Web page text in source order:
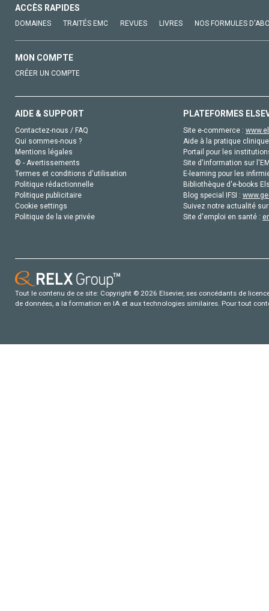
ACCÈS RAPIDES
DOMAINES TRAITÉS EMC REVUES LIVRES NOS FORMULES
MON COMPTE
CRÉER UN COMPTE
AIDE & SUPPORT
Contactez-nous / FAQ
Qui sommes-nous ?
Mentions légales
© - Avertissements
Termes et conditions d'utilisation
Politique rédactionnelle
Politique publicitaire
Cookie settings
Politique de la vie privée
PLATEFORMES
Site e-commerce :
Aide à la pratique
Portail pour les
Site d'information sur
E-learning pour les
Bibliothèque d'e-books
Blog special IFSI :
Suivez notre actualité
Site d'emploi en santé :
Tout le contenu de ce site: Copyright © 2026 Elsevier, ses concédants de
de données, a la formation en IA et aux technologies similaires. Pour tout